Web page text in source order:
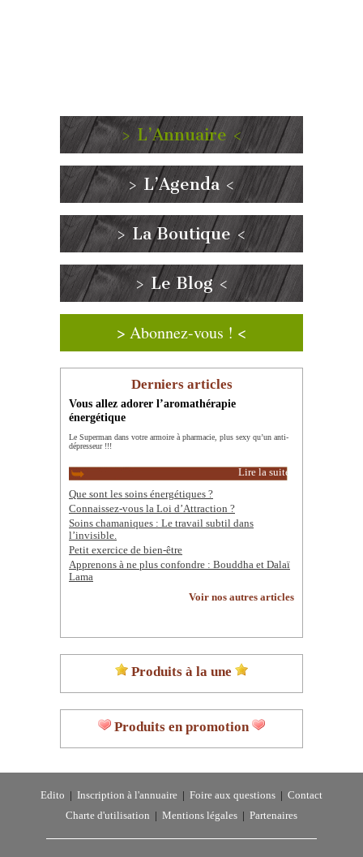
> L’Annuaire <
> L’Agenda <
> La Boutique <
> Le Blog <
> Abonnez-vous ! <
Derniers articles
Vous allez adorer l’aromathérapie
énergétique
Le Superman dans votre armoire à pharmacie, plus sexy qu’un anti-
dépresseur !!!
Lire la suite
Que sont les soins énergétiques ?
Connaissez-vous la Loi d’Attraction ?
Soins chamaniques : Le travail subtil dans
l’invisible.
Petit exercice de bien-être
Apprenons à ne plus confondre : Bouddha et Dalaï
Lama
Voir nos autres articles
Produits à la une
Produits en promotion
Edito Inscription à l'annuaire Foire aux questions
Contact
Charte d'utilisation
Mentions légales Partenaires